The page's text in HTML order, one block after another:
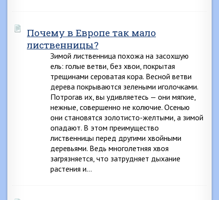
Почему в Европе так мало
лиственницы?
Зимой лиственница похожа на засохшую
ель: голые ветви, без хвои, покрытая
трещинами сероватая кора. Весной ветви
дерева покрываются зелеными иголочками.
Потрогав их, вы удивляетесь — они мягкие,
нежные, совершенно не колючие. Осенью
они становятся золотисто-желтыми, а зимой
опадают. В этом преимущество
лиственницы перед другими хвойными
деревьями. Ведь многолетняя хвоя
загрязняется, что затрудняет дыхание
растения и…